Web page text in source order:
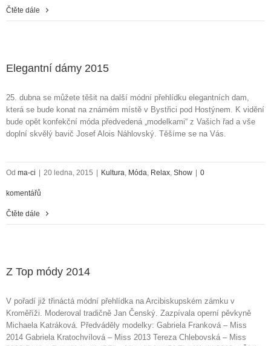
Čtěte dále
Elegantní dámy 2015
25. dubna se můžete těšit na další módní přehlídku elegantních dam,
která se bude konat na známém místě v Bystřici pod Hostýnem. K vidění
bude opět konfekční móda předvedená „modelkami“ z Vašich řad a vše
doplní skvělý bavič Josef Alois Náhlovský. Těšíme se na Vás.
Od ma-ci 20 ledna, 2015 Kultura, Móda, Relax, Show 0
komentářů
Čtěte dále
Z Top módy 2014
V pořadí již třináctá módní přehlídka na Arcibiskupském zámku v
Kroměříži. Moderoval tradičně Jan Čenský. Zazpívala operní pěvkyně
Michaela Katráková. Předváděly modelky: Gabriela Franková – Miss
2014 Gabriela Kratochvílová – Miss 2013 Tereza Chlebovská – Miss